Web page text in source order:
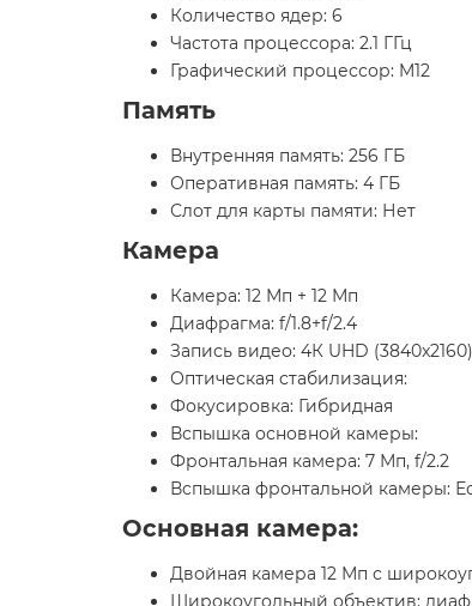
Количество ядер: 6
Частота процессора: 2.1 ГГц
Графический процессор: M12
Память
Внутренняя память: 256 ГБ
Оперативная память: 4 ГБ
Слот для карты памяти: Нет
Камера
Камера: 12 Мп + 12 Мп
Диафрагма: f/1.8+f/2.4
Запись видео: 4К UHD (3840x2160)
Оптическая стабилизация:
Фокусировка: Гибридная
Вспышка основной камеры:
Фронтальная камера: 7 Мп, f/2.2
Вспышка фронтальной камеры:
Основная камера:
Двойная камера 12 Мп с
Широкоугольный объектив: